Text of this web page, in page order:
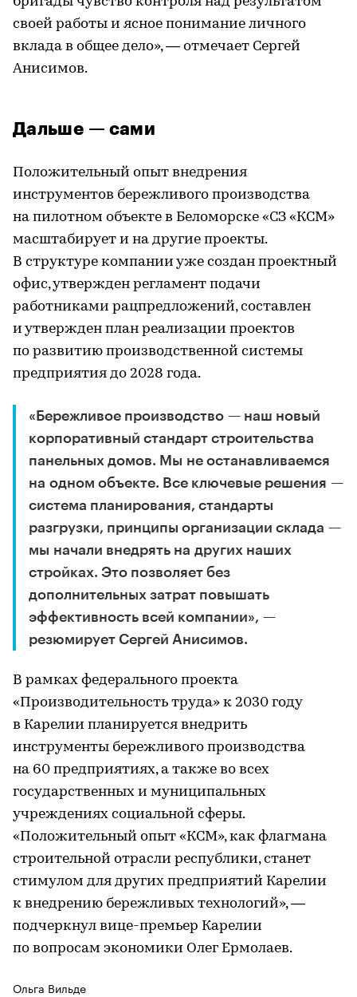
своей работы и ясное понимание личного
вклада в общее дело», — отмечает Сергей
Анисимов.
Дальше — сами
Положительный опыт внедрения
инструментов бережливого производства
на пилотном объекте в Беломорске «СЗ «КСМ»
масштабирует и на другие проекты.
В структуре компании уже создан проектный
офис, утвержден регламент подачи
работниками рацпредложений, составлен
и утвержден план реализации проектов
по развитию производственной системы
предприятия до 2028 года.
«Бережливое производство — наш новый
корпоративный стандарт строительства
панельных домов. Мы не останавливаемся
на одном объекте. Все ключевые решения —
система планирования, стандарты
разгрузки, принципы организации склада —
мы начали внедрять на других наших
стройках. Это позволяет без
дополнительных затрат повышать
эффективность всей компании», —
резюмирует Сергей Анисимов.
В рамках федерального проекта
«Производительность труда» к 2030 году
в Карелии планируется внедрить
инструменты бережливого производства
на 60 предприятиях, а также во всех
государственных и муниципальных
учреждениях социальной сферы.
«Положительный опыт «КСМ», как флагмана
строительной отрасли республики, станет
стимулом для других предприятий Карелии
к внедрению бережливых технологий», —
подчеркнул вице-премьер Карелии
по вопросам экономики Олег Ермолаев.
Ольга Вильде